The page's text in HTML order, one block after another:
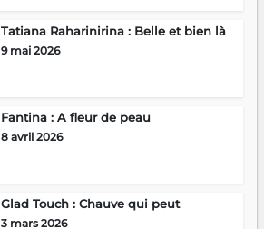
Tatiana Raharinirina : Belle et bien là
9 mai 2026
Fantina : A fleur de peau
8 avril 2026
Glad Touch : Chauve qui peut
3 mars 2026